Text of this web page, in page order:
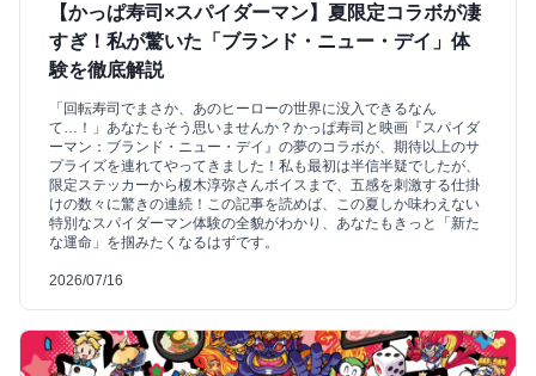
【かっぱ寿司×スパイダーマン】夏限定コラボが凄
すぎ！私が驚いた「ブランド・ニュー・デイ」体
験を徹底解説
「回転寿司でまさか、あのヒーローの世界に没入できるなん
て…！」あなたもそう思いませんか？かっぱ寿司と映画『スパイダ
ーマン：ブランド・ニュー・デイ』の夢のコラボが、期待以上のサ
プライズを連れてやってきました！私も最初は半信半疑でしたが、
限定ステッカーから榎木淳弥さんボイスまで、五感を刺激する仕掛
けの数々に驚きの連続！この記事を読めば、この夏しか味わえない
特別なスパイダーマン体験の全貌がわかり、あなたもきっと「新た
な運命」を掴みたくなるはずです。
2026/07/16